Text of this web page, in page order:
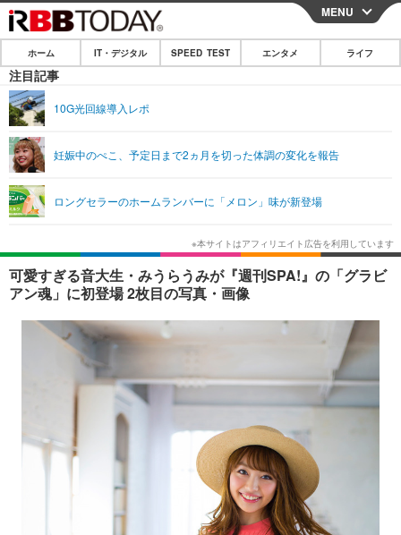
CLOSE
ホーム
IT・デジタル
ショッピング その他
SPEED TEST
エンタメ
エンタメTOP 映画・ドラマ
韓国・芸能
音楽 スポーツ
ショッピング
ライフ
ライフTOP グルメ
ペット ショッピング
その他
リリース一覧
プッシュ通知の停止方法
MENU
ホーム IT・デジタル SPEED TEST エンタメ ライフ
注目記事
10G光回線導入レポ
妊娠中のぺこ、予定日まで2ヵ月を切った体調の変化を報告
ロングセラーのホームランバーに「メロン」味が新登場
可愛すぎる音大生・みうらうみが『週刊SPA!』の「グラビ
アン魂」に初登場 2枚目の写真・画像